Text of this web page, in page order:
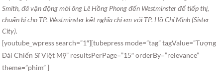
Smith, đã vận động mời ông Lê Hồng Phong đến Westminster để tiếp thị,
chuẩn bị cho TP. Westminster kết nghĩa chị em với TP. Hồ Chí Minh (Sister
City).
[youtube_wpress search=”1″][tubepress mode=”tag” tagValue=”Tượng
Đài Chiến Sĩ Việt Mỹ” resultsPerPage=”15″ orderBy=”relevance”
theme=”phim” ]